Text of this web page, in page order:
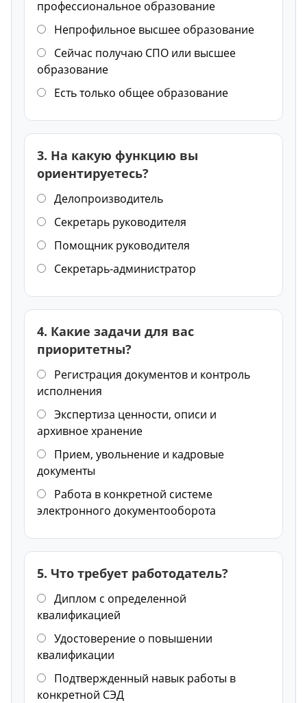
профессиональное образование
Непрофильное высшее образование
Сейчас получаю СПО или высшее
образование
Есть только общее образование
3. На какую функцию вы
ориентируетесь?
Делопроизводитель
Секретарь руководителя
Помощник руководителя
Секретарь-администратор
4. Какие задачи для вас
приоритетны?
Регистрация документов и контроль
исполнения
Экспертиза ценности, описи и
архивное хранение
Прием, увольнение и кадровые
документы
Работа в конкретной системе
электронного документооборота
5. Что требует работодатель?
Диплом с определенной
квалификацией
Удостоверение о повышении
квалификации
Подтвержденный навык работы в
конкретной СЭД